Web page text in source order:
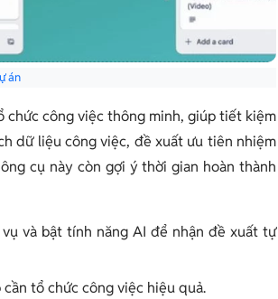
án
chức công việc thông minh, giúp tiết kiệm
dữ liệu công việc, đề xuất ưu tiên nhiệm
cụ này còn gợi ý thời gian hoàn thành
và bật tính năng AI để nhận đề xuất tự
tổ chức công việc hiệu quả.